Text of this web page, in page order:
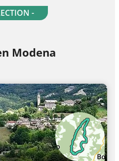
-
Modena